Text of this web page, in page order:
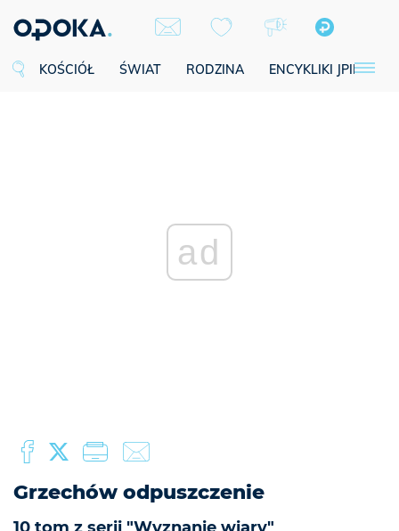
KOŚCIÓŁ ŚWIAT RODZINA ENCYKLIKI JPII
ad
Grzechów odpuszczenie